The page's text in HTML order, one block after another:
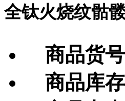
全钛火烧纹骷
商品货号
商品库存